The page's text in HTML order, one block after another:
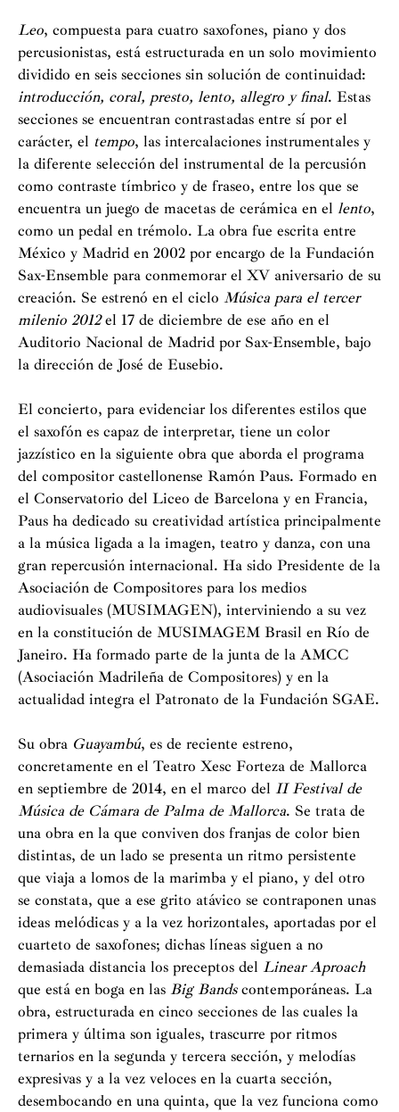
Leo, compuesta para cuatro saxofones, piano y dos
percusionistas, está estructurada en un solo movimiento
dividido en seis secciones sin solución de continuidad:
introducción, coral, presto, lento, allegro y final. Estas
secciones se encuentran contrastadas entre sí por el
carácter, el tempo, las intercalaciones instrumentales y
la diferente selección del instrumental de la percusión
como contraste tímbrico y de fraseo, entre los que se
encuentra un juego de macetas de cerámica en el lento,
como un pedal en trémolo. La obra fue escrita entre
México y Madrid en 2002 por encargo de la Fundación
Sax-Ensemble para conmemorar el XV aniversario de su
creación. Se estrenó en el ciclo Música para el tercer
milenio 2012el 17 de diciembre de ese año en el
Auditorio Nacional de Madrid por Sax-Ensemble, bajo
la dirección de José de Eusebio.
El concierto, para evidenciar los diferentes estilos que
el saxofón es capaz de interpretar, tiene un color
jazzístico en la siguiente obra que aborda el programa
del compositor castellonense Ramón Paus. Formado en
el Conservatorio del Liceo de Barcelona y en Francia,
Paus ha dedicado su creatividad artística principalmente
a la música ligada a la imagen, teatro y danza, con una
gran repercusión internacional. Ha sido Presidente de la
Asociación de Compositores para los medios
audiovisuales (MUSIMAGEN), interviniendo a su vez
en la constitución de MUSIMAGEM Brasil en Río de
Janeiro. Ha formado parte de la junta de la AMCC
(Asociación Madrileña de Compositores) y en la
actualidad integra el Patronato de la Fundación SGAE.
Su obra Guayambú, es de reciente estreno,
concretamente en el Teatro Xesc Forteza de Mallorca
en septiembre de 2014, en el marco del II Festival de
Música de Cámara de Palma de Mallorca. Se trata de
una obra en la que conviven dos franjas de color bien
distintas, de un lado se presenta un ritmo persistente
que viaja a lomos de la marimba y el piano, y del otro
se constata, que a ese grito atávico se contraponen unas
ideas melódicas y a la vez horizontales, aportadas por el
cuarteto de saxofones; dichas líneas siguen a no
demasiada distancia los preceptos del Linear Aproach
que está en boga en las Big Bandscontemporáneas. La
obra, estructurada en cinco secciones de las cuales la
primera y última son iguales, trascurre por ritmos
ternarios en la segunda y tercera sección, y melodías
expresivas y a la vez veloces en la cuarta sección,
desembocando en una quinta, que la vez funciona como